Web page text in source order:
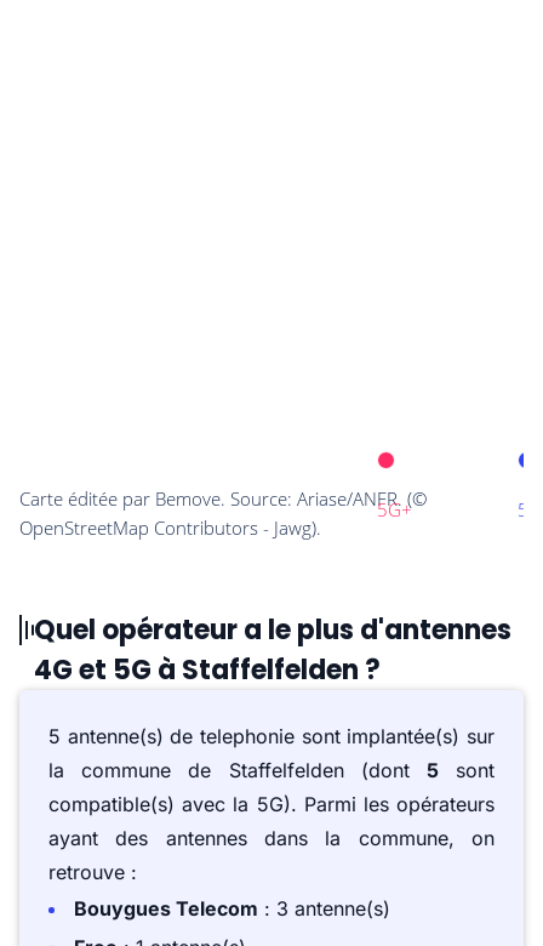
Quel opérateur a le plus d'antennes
4G et 5G à Staffelfelden ?
5 antenne(s) de telephonie sont implantée(s) sur
la commune de Staffelfelden (dont 5sont
compatible(s) avec la 5G). Parmi les opérateurs
ayant des antennes dans la commune, on
retrouve :
Bouygues Telecom : 3 antenne(s)